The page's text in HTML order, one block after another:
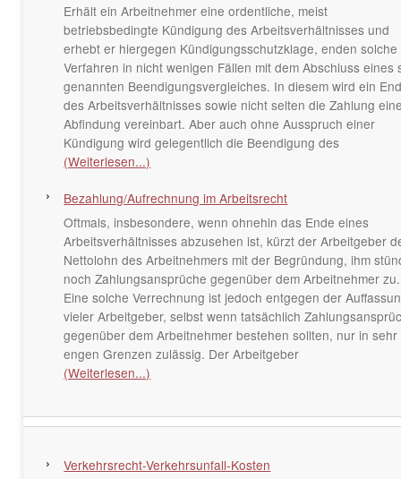
Erhält ein Arbeitnehmer eine ordentliche, meist
betriebsbedingte Kündigung des Arbeitsverhältnisses und
erhebt er hiergegen Kündigungsschutzklage, enden solche
Verfahren in nicht wenigen Fällen mit dem Abschluss eines
genannten Beendigungsvergleiches. In diesem wird ein
des Arbeitsverhältnisses sowie nicht selten die Zahlung
Abfindung vereinbart. Aber auch ohne Ausspruch einer
Kündigung wird gelegentlich die Beendigung des
(Weiterlesen...)
Bezahlung/Aufrechnung im Arbeitsrecht
Oftmals, insbesondere, wenn ohnehin das Ende eines
Arbeitsverhältnisses abzusehen ist, kürzt der Arbeitgeber
Nettolohn des Arbeitnehmers mit der Begründung, ihm
noch Zahlungsansprüche gegenüber dem Arbeitnehmer zu.
Eine solche Verrechnung ist jedoch entgegen der
vieler Arbeitgeber, selbst wenn tatsächlich
gegenüber dem Arbeitnehmer bestehen sollten, nur in sehr
engen Grenzen zulässig. Der Arbeitgeber
(Weiterlesen...)
Verkehrsrecht-Verkehrsunfall-Kosten